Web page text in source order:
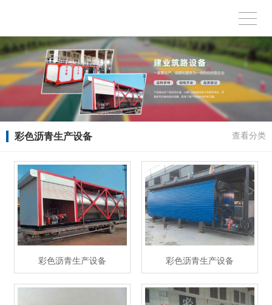
彩色沥青生产设备 查看分类
彩色沥青生产设备 彩色沥青生产设备